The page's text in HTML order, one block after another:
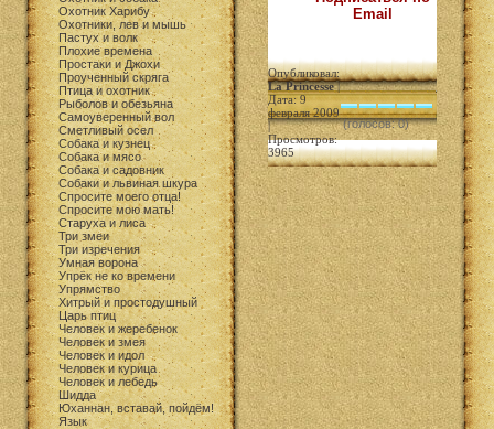
Охотник Харибу
Охотники, лев и мышь
Пастух и волк
Плохие времена
Простаки и Джохи
Проученный скряга
Птица и охотник
Рыболов и обезьяна
Самоуверенный вол
Сметливый осел
Собака и кузнец
Собака и мясо
Собака и садовник
Собаки и львиная шкура
Спросите моего отца!
Спросите мою мать!
Старуха и лиса
Три змеи
Три изречения
Умная ворона
Упрёк не ко времени
Упрямство
Хитрый и простодушный
Царь птиц
Человек и жеребенок
Человек и змея
Человек и идол
Человек и курица
Человек и лебедь
Шидда
Юханнан, вставай, пойдём!
Язык
Email
Опубликовал:
La Princesse|
Дата: 9
февраля 2009
|
Просмотров:
3965
(голосов: 0)